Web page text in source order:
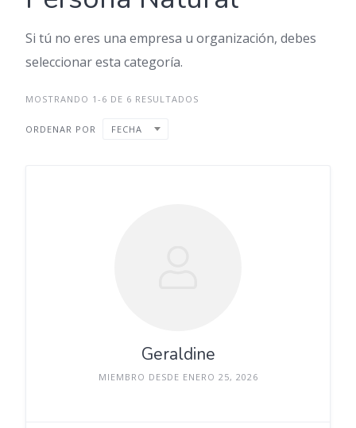
Si tú no eres una empresa u organización, debes
seleccionar esta categoría.
MOSTRANDO 1-6 DE 6 RESULTADOS
ORDENAR POR FECHA
Geraldine
MIEMBRO DESDE ENERO 25, 2026